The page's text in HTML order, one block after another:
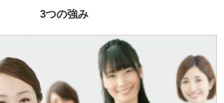
3つの強み